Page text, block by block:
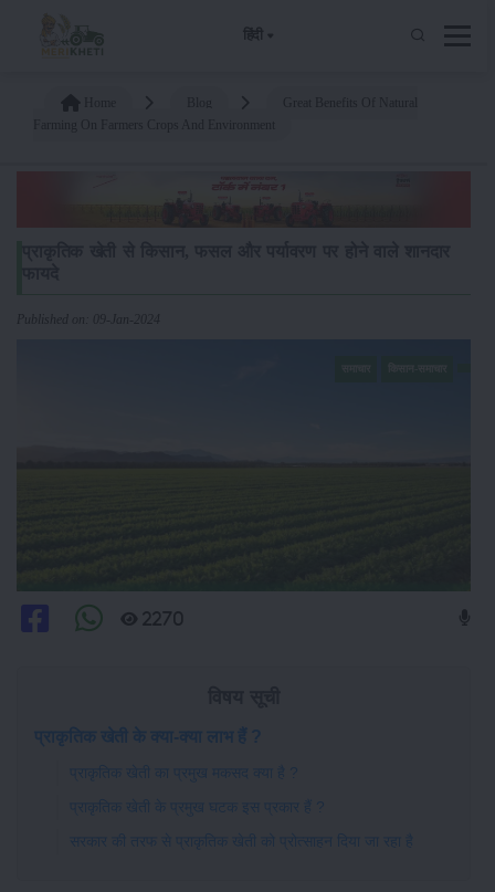
हिंदी
Published on: 09-Jan-2024
2270
प्राकृतिक खेती के क्या-क्या लाभ हैं ?
प्राकृतिक खेती का प्रमुख मकसद क्या है ?
प्राकृतिक खेती के प्रमुख घटक इस प्रकार हैं ?
सरकार की तरफ से प्राकृतिक खेती को प्रोत्साहन दिया जा रहा है